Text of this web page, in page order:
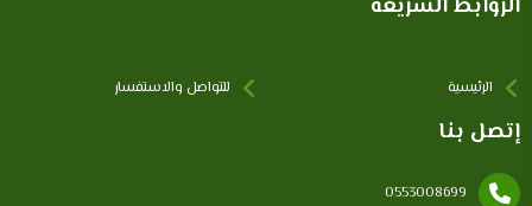
الروابط السريعة
الرئيسية للتواصل والاستفسار
إتصل بنا
0553008699